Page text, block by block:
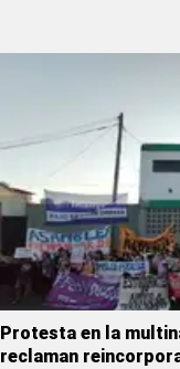
Protesta en la
reclaman